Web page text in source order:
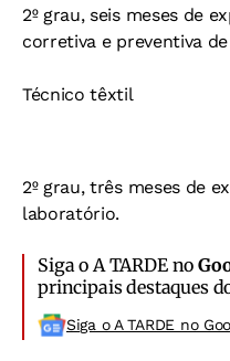
2º grau, seis meses de
corretiva e preventiva
Técnico têxtil
2º grau, três meses de
laboratório.
Siga o A TARDE no
principais destaques
Siga o A TARDE no